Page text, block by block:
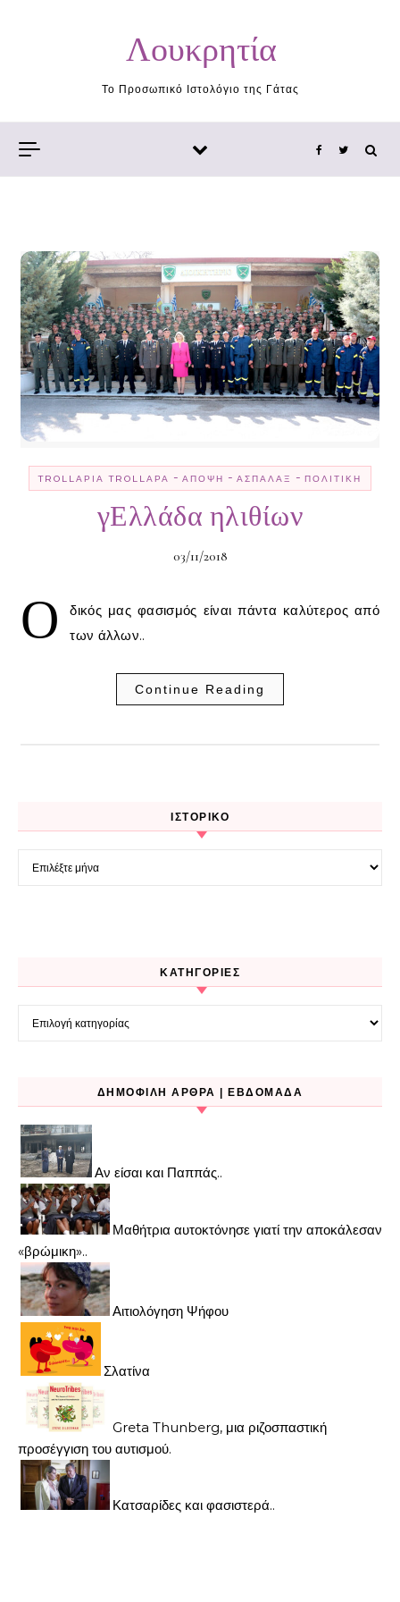
Λουκρητία
Το Προσωπικό Ιστολόγιο της Γάτας
TROLLΑΡΊΑ TROLLΑΡΆ - ΆΠΟΨΗ - ΑΣΠΆΛΑΞ - ΠΟΛΙΤΙΚΉ
γΕλλάδα ηλιθίων
03/11/2018
Ο
δικός μας φασισμός είναι πάντα καλύτερος από
των άλλων..
Continue Reading
ΙΣΤΟΡΙΚΌ
KΑΤΗΓΟΡΊΕΣ
ΔΗΜΟΦΙΛΉ ΆΡΘΡΑ | ΕΒΔΟΜΆΔΑ
Αν είσαι και Παππάς..
Μαθήτρια αυτοκτόνησε γιατί την αποκάλεσαν
«βρώμικη»..
Αιτιολόγηση Ψήφου
Σλατίνα
Greta Thunberg, μια ριζοσπαστική
προσέγγιση του αυτισμού.
Κατσαρίδες και φασιστερά..